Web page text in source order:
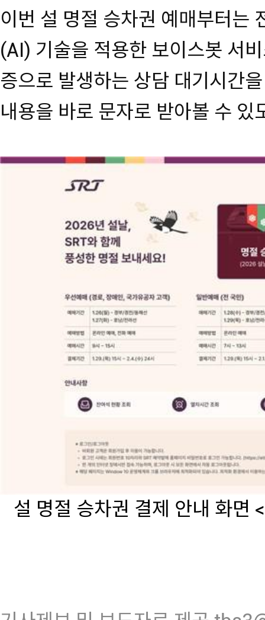
이번 설 명절 승차권 예매부터는
(AI) 기술을 적용한 보이스봇 서
증으로 발생하는 상담 대기시간
내용을 바로 문자로 받아볼 수 있
설 명절 승차권 결제 안내 화면